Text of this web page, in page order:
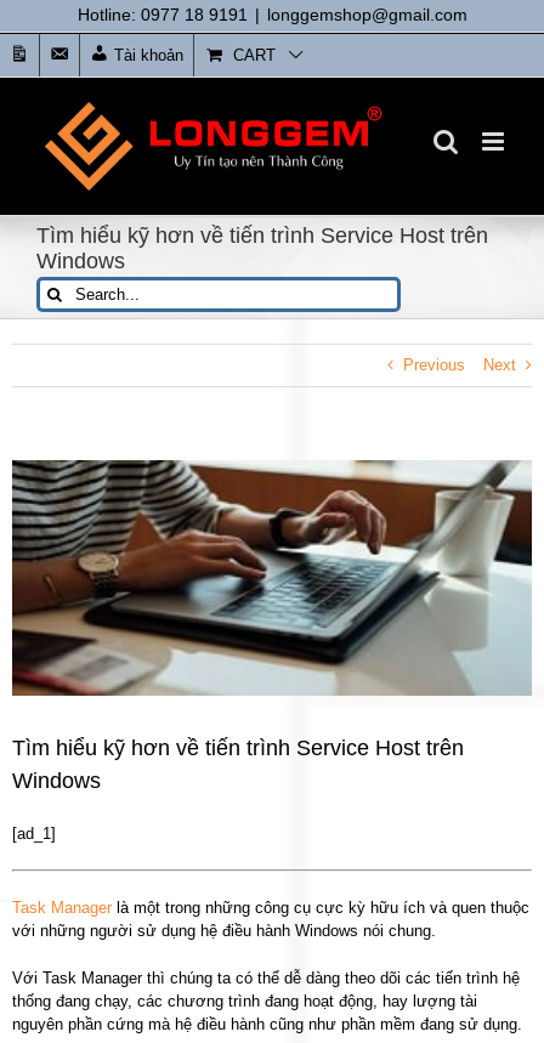
to
content
Hotline: 0977 18 9191 | longgemshop@gmail.com
tức
Liên
Hệ
Tài khoản CART
Tìm hiểu kỹ hơn về tiến trình Service Host trên
Windows
Search
for:
Previous Next
View
Larger
Image
Tìm hiểu kỹ hơn về tiến trình Service Host trên
Windows
[ad_1]
Task Manager là một trong những công cụ cực kỳ hữu ích và quen thuộc
với những người sử dụng hệ điều hành Windows nói chung.
Với Task Manager thì chúng ta có thể dễ dàng theo dõi các tiến trình hệ
thống đang chạy, các chương trình đang hoạt động, hay lượng tài
nguyên phần cứng mà hệ điều hành cũng như phần mềm đang sử dụng.